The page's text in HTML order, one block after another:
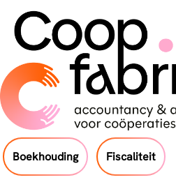
content
Boekhouding Fiscaliteit